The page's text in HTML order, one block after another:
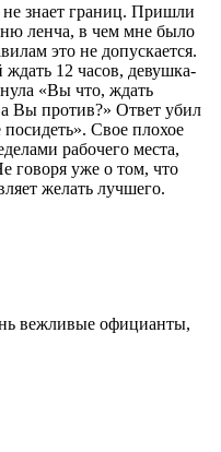
знает границ. Пришли
ленча, в чем мне было
это не допускается.
ждать 12 часов, девушка-
«Вы что, ждать
а Вы против?» Ответ убил
Свое плохое
рабочего места,
говоря уже о том, что
желать лучшего.
вежливые официанты,